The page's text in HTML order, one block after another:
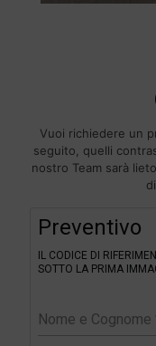
Vuoi richiedere un
seguito, quelli
nostro Team sarà
Preventivo
IL CODICE DI
SOTTO LA PRIMA